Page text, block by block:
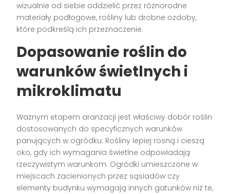
wizualnie od siebie oddzielić przez różnorodne
materiały podłogowe, rośliny lub drobne ozdoby,
które podkreślą ich przeznaczenie.
Dopasowanie roślin do
warunków świetlnych i
mikroklimatu
Ważnym etapem aranżacji jest właściwy dobór roślin
dostosowanych do specyficznych warunków
panujących w ogródku. Rośliny lepiej rosną i cieszą
oko, gdy ich wymagania świetlne odpowiadają
rzeczywistym warunkom. Ogródki umieszczone w
miejscach zacienionych przez sąsiadów czy
elementy budynku wymagają innych gatunków niż te,